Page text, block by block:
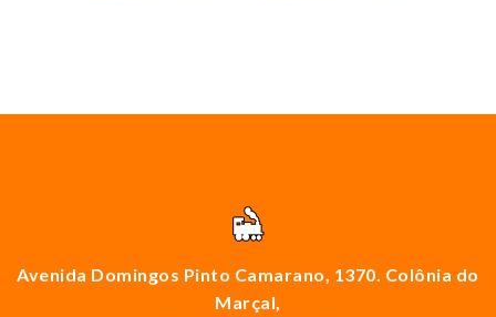
Avenida Domingos Pinto Camarano, 1370. Colônia do
Marçal,